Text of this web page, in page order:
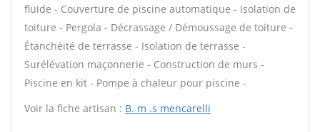
fluide - Couverture de piscine automatique - Isolation de
toiture - Pergola - Décrassage / Démoussage de toiture -
Étanchéité de terrasse - Isolation de terrasse -
Surélévation maçonnerie - Construction de murs -
Piscine en kit - Pompe à chaleur pour piscine -
Voir la fiche artisan : B. m .s mencarelli